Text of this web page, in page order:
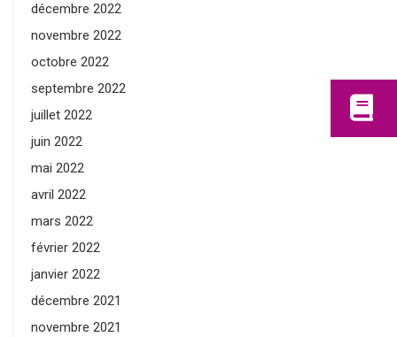
décembre 2022
novembre 2022
octobre 2022
septembre 2022
juillet 2022
juin 2022
mai 2022
avril 2022
mars 2022
février 2022
janvier 2022
décembre 2021
novembre 2021